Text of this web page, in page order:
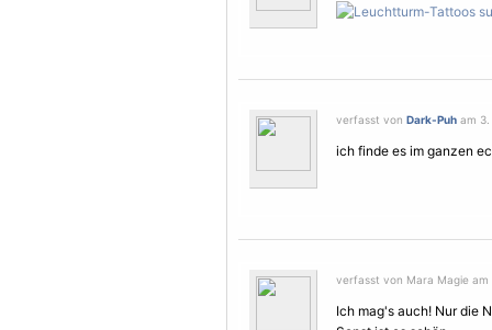
verfasst von Dark-Puh am 3.
ich finde es im ganzen
verfasst von Mara Magie am
Ich mag's auch! Nur die